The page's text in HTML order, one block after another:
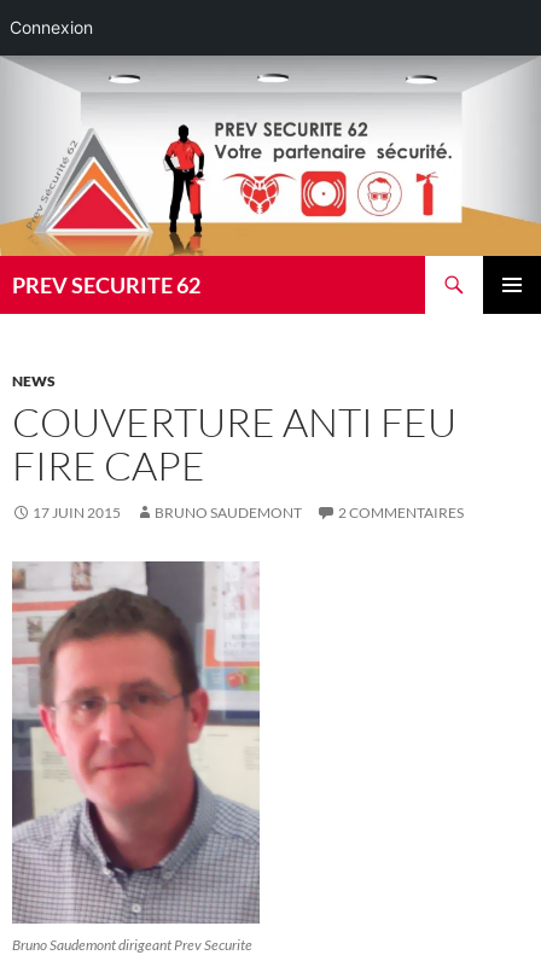
Connexion
Aller
PREV SECURITE 62
NEWS
COUVERTURE ANTI FEU
FIRE CAPE
17 JUIN 2015 BRUNO SAUDEMONT 2 COMMENTAIRES
Bruno Saudemont dirigeant Prev Securite